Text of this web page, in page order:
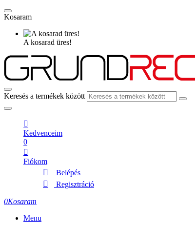
Kosaram
A kosarad üres!
Keresés a termékek között
Kedvenceim
0
Fiókom
Belépés
Regisztráció
0Kosaram
Menu